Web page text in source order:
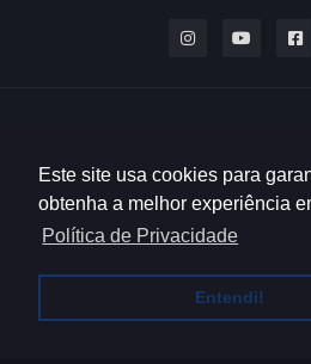
Este site usa cookies para
obtenha a melhor experiência
Política de Privacidade
Entendi!
HOME QUEM SOMOS